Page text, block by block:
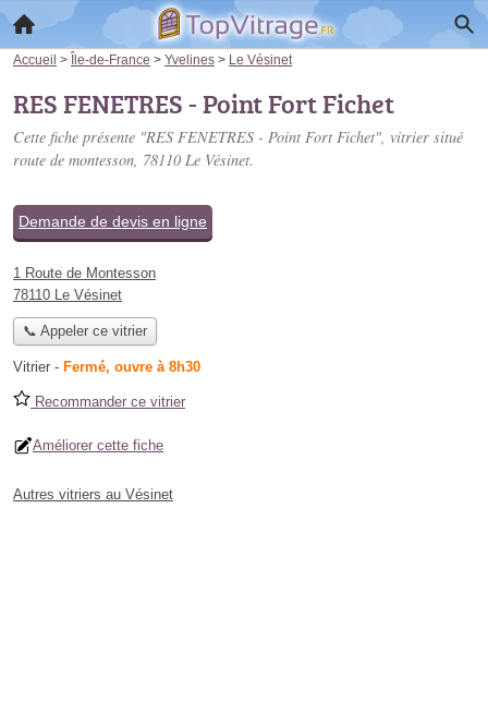
Accueil > Île-de-France > Yvelines > Le Vésinet
RES FENETRES - Point Fort Fichet
Cette fiche présente "RES FENETRES - Point Fort Fichet", vitrier situé
route de montesson, 78110 Le Vésinet.
Demande de devis en ligne
1 Route de Montesson
78110 Le Vésinet
📞 Appeler ce vitrier
Vitrier - Fermé, ouvre à 8h30
Recommander ce vitrier
Améliorer cette fiche
Autres vitriers au Vésinet